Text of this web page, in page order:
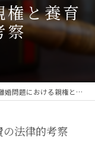
権と養育
察
婚問題における親権と養育費の法律的考察
法律的考察